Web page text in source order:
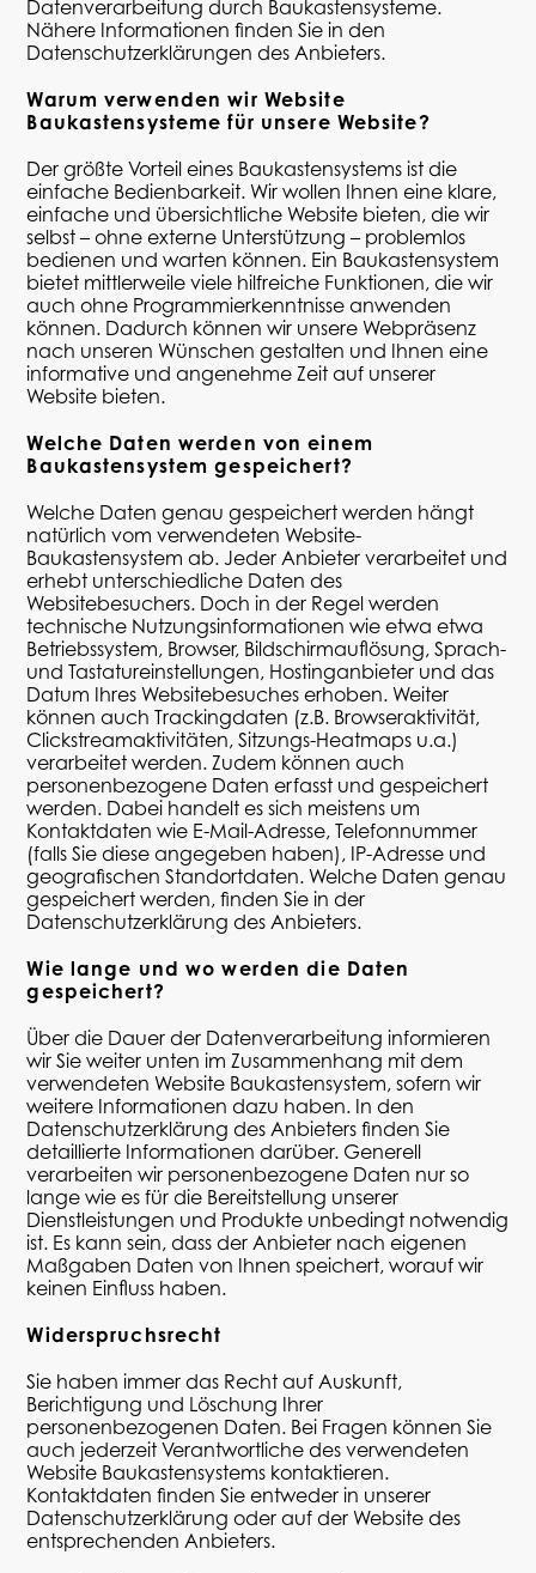
Datenverarbeitung durch Baukastensysteme.
Nähere Informationen finden Sie in den
Datenschutzerklärungen des Anbieters.
Warum verwenden wir Website
Baukastensysteme für unsere Website?
Der größte Vorteil eines Baukastensystems ist die
einfache Bedienbarkeit. Wir wollen Ihnen eine klare,
einfache und übersichtliche Website bieten, die wir
selbst – ohne externe Unterstützung – problemlos
bedienen und warten können. Ein Baukastensystem
bietet mittlerweile viele hilfreiche Funktionen, die wir
auch ohne Programmierkenntnisse anwenden
können. Dadurch können wir unsere Webpräsenz
nach unseren Wünschen gestalten und Ihnen eine
informative und angenehme Zeit auf unserer
Website bieten.
Welche Daten werden von einem
Baukastensystem gespeichert?
Welche Daten genau gespeichert werden hängt
natürlich vom verwendeten Website-
Baukastensystem ab. Jeder Anbieter verarbeitet und
erhebt unterschiedliche Daten des
Websitebesuchers. Doch in der Regel werden
technische Nutzungsinformationen wie etwaetwa
Betriebssystem, Browser, Bildschirmauflösung, Sprach-
und Tastatureinstellungen, Hostinganbieter und das
Datum Ihres Websitebesuches erhoben. Weiter
können auch Trackingdaten (z.B. Browseraktivität,
Clickstreamaktivitäten, Sitzungs-Heatmaps u.a.)
verarbeitet werden. Zudem können auch
personenbezogene Daten erfasst und gespeichert
werden. Dabei handelt es sich meistens um
Kontaktdaten wie E-Mail-Adresse, Telefonnummer
(falls Sie diese angegeben haben), IP-Adresse und
geografischen Standortdaten. Welche Daten genau
gespeichert werden, finden Sie in der
Datenschutzerklärung des Anbieters.
Wie lange und wo werden die Daten
gespeichert?
Über die Dauer der Datenverarbeitung informieren
wir Sie weiter unten im Zusammenhang mit dem
verwendeten Website Baukastensystem, sofern wir
weitere Informationen dazu haben. In den
Datenschutzerklärung des Anbieters finden Sie
detaillierte Informationen darüber. Generell
verarbeiten wir personenbezogene Daten nur so
lange wie es für die Bereitstellung unserer
Dienstleistungen und Produkte unbedingt notwendig
ist. Es kann sein, dass der Anbieter nach eigenen
Maßgaben Daten von Ihnen speichert, worauf wir
keinen Einfluss haben.
Widerspruchsrecht
Sie haben immer das Recht auf Auskunft,
Berichtigung und Löschung Ihrer
personenbezogenen Daten. Bei Fragen können Sie
auch jederzeit Verantwortliche des verwendeten
Website Baukastensystems kontaktieren.
Kontaktdaten finden Sie entweder in unserer
Datenschutzerklärung oder auf der Website des
entsprechenden Anbieters.